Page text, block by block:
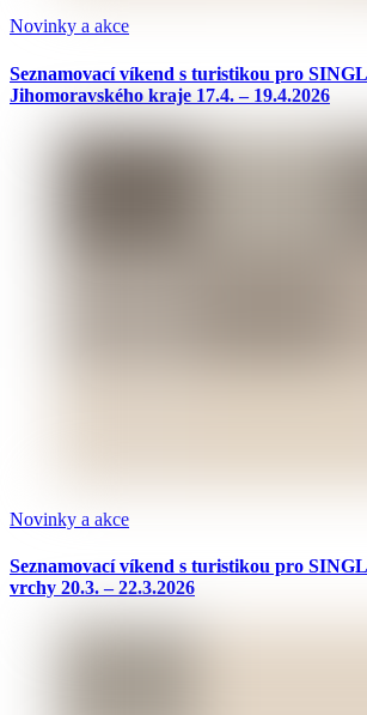
Novinky a akce
Seznamovací víkend s turistikou pro
Jihomoravského kraje 17.4. – 19.4.2026
Novinky a akce
Seznamovací víkend s turistikou pro
vrchy 20.3. – 22.3.2026